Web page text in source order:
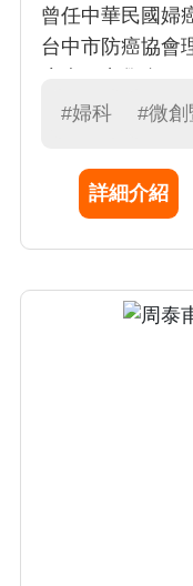
曾任中華民國婦
台中市防癌協會
(IGCS)會員及亞
頸癌,子宮內膜
分期手術及化學
診斷治療, (4)月
#婦科 #微
詳細介紹